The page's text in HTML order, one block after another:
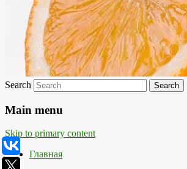
Search
Main menu
Skip to primary content
Главная